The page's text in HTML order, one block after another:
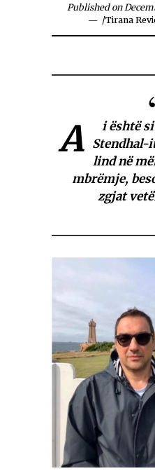
Published on
/Tirana
A
i është
Stendhal-
lind në
mbrëmje,
zgjat